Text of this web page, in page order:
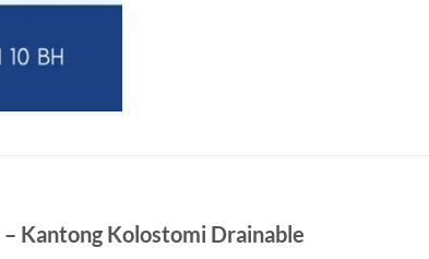
Kantong Kolostomi Drainable